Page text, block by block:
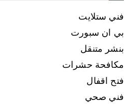
فني ستلايت
بي ان سبورت
بنشر متنقل
مكافحة حشرات
فتح اقفال
فني صحي